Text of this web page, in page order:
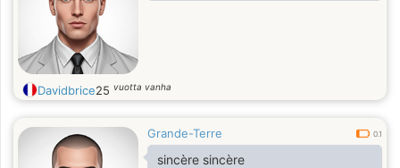
Davidbrice25 vuotta vanha
Grande-Terre 0.1
sincère sincère